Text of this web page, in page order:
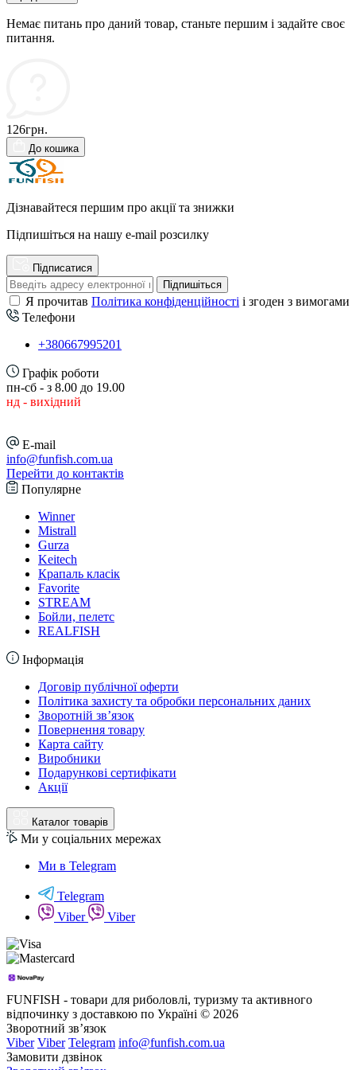
Немає питань про даний товар, станьте першим і задайте своє
питання.
126грн.
До кошика
Дізнавайтеся першим про акції та знижки
Підпишіться на нашу e-mail розсилку
Підписатися
Підпишіться
Я прочитав Політика конфіденційності і згоден з вимогами
Телефони
+380667995201
Графік роботи
пн-сб - з 8.00 до 19.00
нд - вихідний
E-mail
info@funfish.com.ua
Перейти до контактів
Популярне
Winner
Mistrall
Gurza
Keitech
Крапаль класік
Favorite
STREAM
Бойли, пелетс
REALFISH
Інформація
Договір публічної оферти
Політика захисту та обробки персональних даних
Зворотній зв’язок
Повернення товару
Карта сайту
Виробники
Подарункові сертифікати
Акції
Каталог товарів
Ми у соціальних мережах
Ми в Telegram
Telegram
Viber
Viber
FUNFISH - товари для риболовлі, туризму та активного
відпочинку з доставкою по Україні © 2026
Зворотний зв’язок
Viber Viber Telegram info@funfish.com.ua
Замовити дзвінок